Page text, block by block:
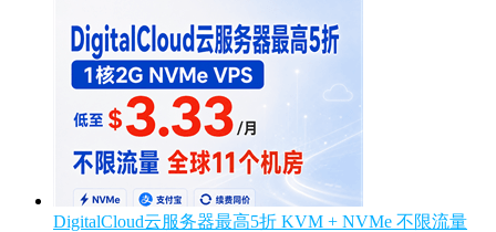
DigitalCloud云服务器最高5折 KVM + NVMe 不限流量